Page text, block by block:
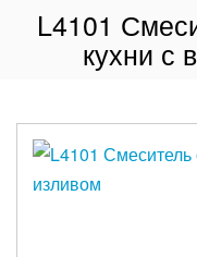
L4101
кухни с